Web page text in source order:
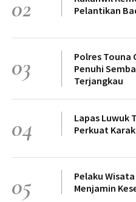
02
Pelantikan
03
Polres Touna
Penuhi
Terjangkau
04
Lapas Luwuk
Perkuat
05
Pelaku
Menjamin